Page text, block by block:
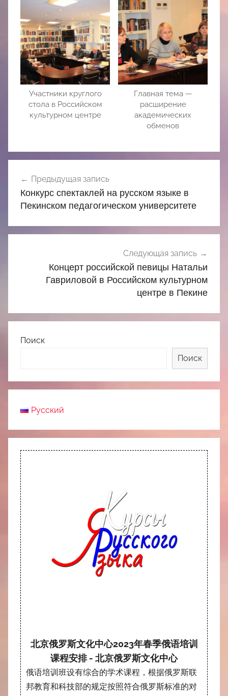
Участники круглого
стола в Российском
культурном центре
Главная тема —
расширение
академических
обменов
по
записям
Предыдущая запись
Конкурс спектаклей на русском языке в
Пекинском педагогическом университете
Следующая запись
Концерт российской певицы Натальи
Гавриловой в Российском культурном
центре в Пекине
Поиск
Поиск
Русский
北京俄罗斯文化中心2023年春季俄语培训
课程安排 - 北京俄罗斯文化中心
俄语培训班设有综合的学术课程，根据俄罗斯联
邦教育和科技部的规定按照符合俄罗斯标准的对